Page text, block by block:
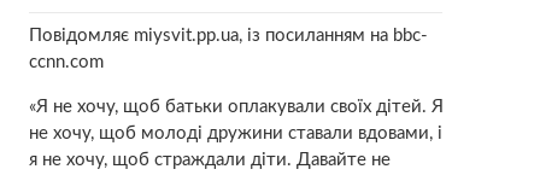
Повідомляє miysvit.pp.ua, із посиланням на bbc-
ccnn.com
«Я не хочу, щоб батьки оплакували своїх дітей. Я
не хочу, щоб молоді дружини ставали вдовами, і
я не хочу, щоб страждали діти. Давайте не